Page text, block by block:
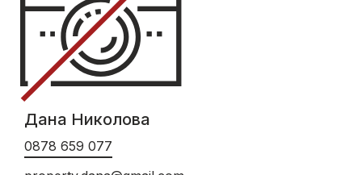
Дана Николова
0878 659 077